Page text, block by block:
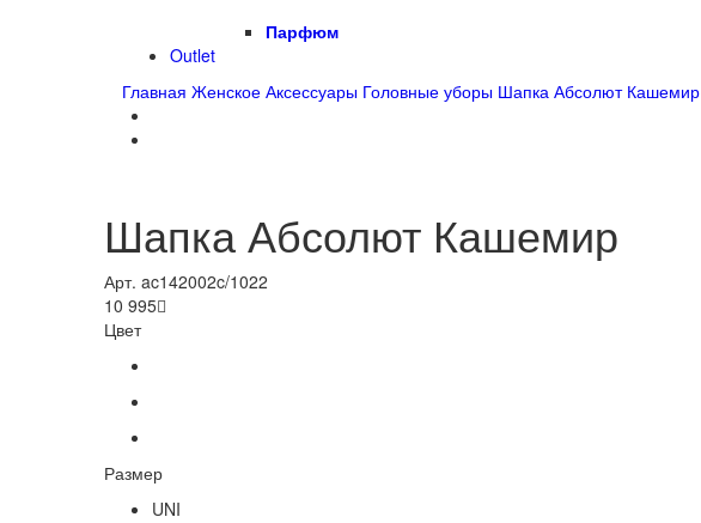
Парфюм
Outlet
Главная Женское Аксессуары Головные уборы Шапка Абсолют Кашемир
Шапка Абсолют Кашемир
Арт. ac142002c/1022
10 995
Цвет
Размер
UNI